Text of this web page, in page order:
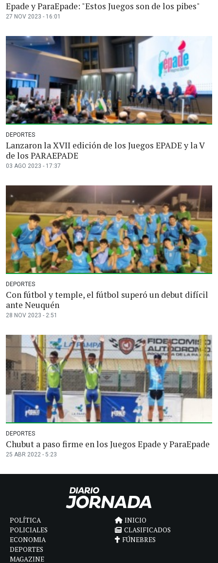
Epade y ParaEpade: "Estos Juegos son de los pibes"
27 NOV 2023 - 16:01
DEPORTES
Lanzaron la XVII edición de los Juegos EPADE y la V
de los PARAEPADE
03 AGO 2023 - 17:37
DEPORTES
Con fútbol y temple, el fútbol superó un debut difícil
ante Neuquén
28 NOV 2023 - 2:51
DEPORTES
Chubut a paso firme en los Juegos Epade y ParaEpade
25 ABR 2022 - 5:23
POLÍTICA
POLICIALES
ECONOMIA
DEPORTES
MAGAZINE
INICIO
CLASIFICADOS
FÚNEBRES